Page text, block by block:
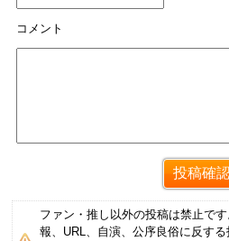
コメント
ファン・推し以外の投稿は禁止で
報、URL、自演、公序良俗に反す